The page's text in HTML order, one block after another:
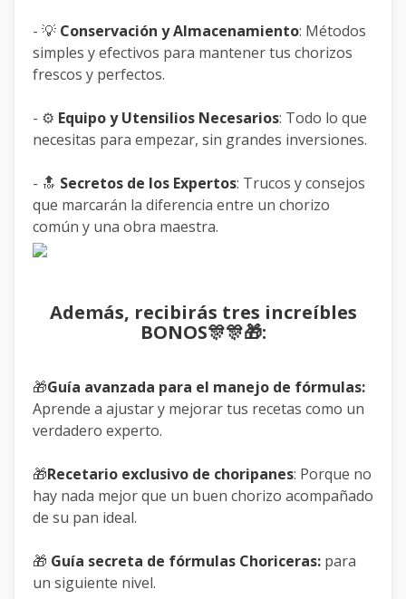
- 💡 Conservación y Almacenamiento: Métodos
simples y efectivos para mantener tus chorizos
frescos y perfectos.
- ⚙️ Equipo y Utensilios Necesarios: Todo lo que
necesitas para empezar, sin grandes inversiones.
- 🔝 Secretos de los Expertos: Trucos y consejos
que marcarán la diferencia entre un chorizo
común y una obra maestra.
Además, recibirás tres increíbles
BONOS🎊🎊🎁:
🎁Guía avanzada para el manejo de fórmulas:
Aprende a ajustar y mejorar tus recetas como un
verdadero experto.
🎁Recetario exclusivo de choripanes: Porque no
hay nada mejor que un buen chorizo acompañado
de su pan ideal.
🎁 Guía secreta de fórmulas Choriceras: para
un siguiente nivel.